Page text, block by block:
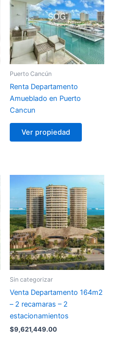
Puerto Cancún
Renta Departamento
Amueblado en Puerto
Cancun
Ver propiedad
Sin categorizar
Venta Departamento 164m2
– 2 recamaras – 2
estacionamientos
$9,621,449.00